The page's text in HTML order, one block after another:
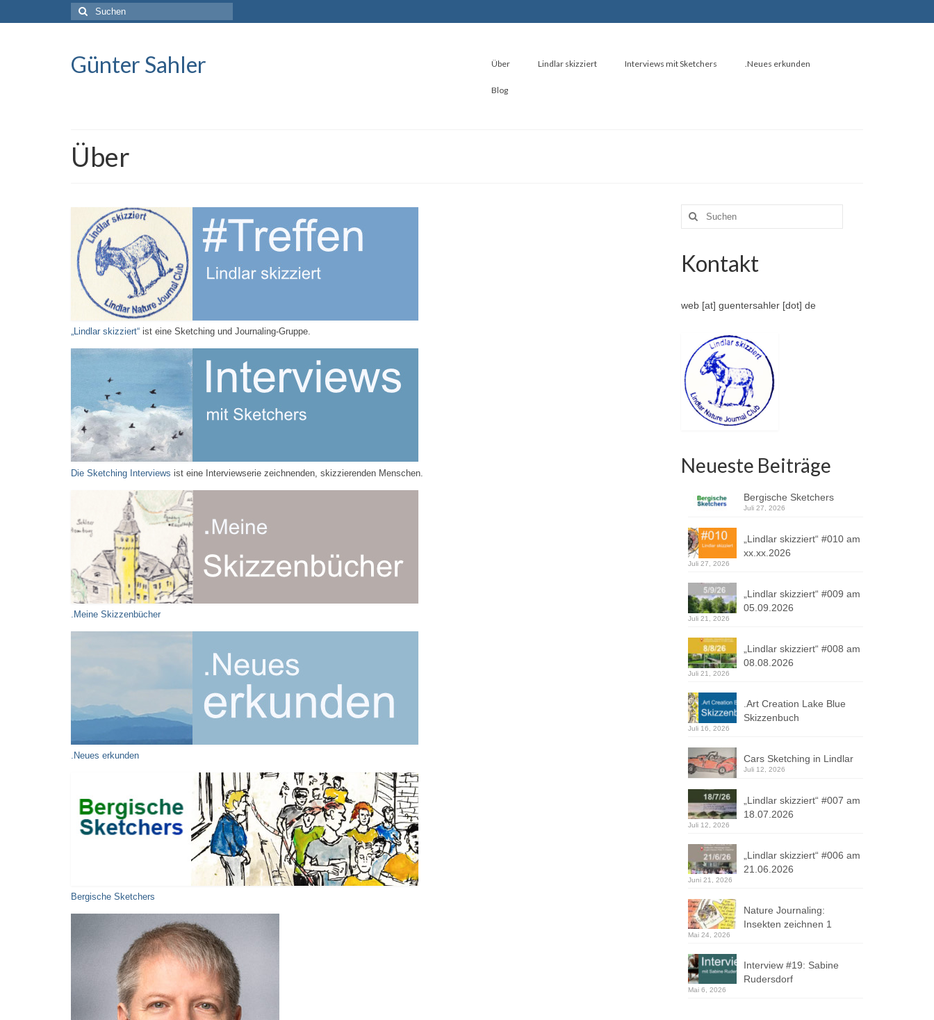
Suche
nach:
Günter Sahler Über Lindlar skizziert Interviews mit Sketchers .Neues erkunden
Blog
Über
„Lindlar skizziert“ ist eine Sketching und Journaling-Gruppe.
Die Sketching Interviews ist eine Interviewserie zeichnenden, skizzierenden Menschen.
.Meine Skizzenbücher
.Neues erkunden
Bergische Sketchers
Suche
nach:
Kontakt
web [at] guentersahler [dot] de
Neueste Beiträge
Bergische Sketchers
Juli 27, 2026
„Lindlar skizziert“ #010 am
xx.xx.2026
Juli 27, 2026
„Lindlar skizziert“ #009 am
05.09.2026
Juli 21, 2026
„Lindlar skizziert“ #008 am
08.08.2026
Juli 21, 2026
.Art Creation Lake Blue
Skizzenbuch
Juli 16, 2026
Cars Sketching in Lindlar
Juli 12, 2026
„Lindlar skizziert“ #007 am
18.07.2026
Juli 12, 2026
„Lindlar skizziert“ #006 am
21.06.2026
Juni 21, 2026
Nature Journaling:
Insekten zeichnen 1
Mai 24, 2026
Interview #19: Sabine
Rudersdorf
Mai 6, 2026